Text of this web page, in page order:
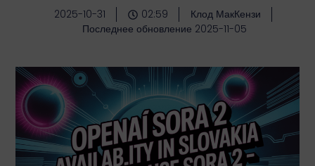
2025-10-31 02:59
Клод МакКензи
Последнее обновление 2025-11-05